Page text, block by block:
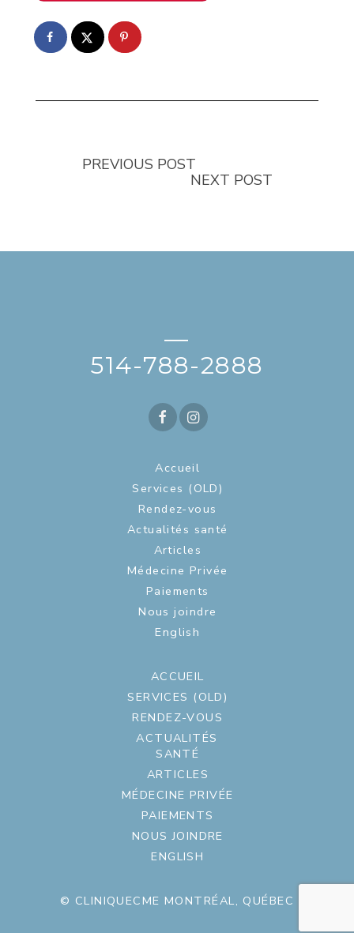
PREVIOUS POST
NEXT POST
—
514-788-2888
Accueil
Services (OLD)
Rendez-vous
Actualités santé
Articles
Médecine Privée
Paiements
Nous joindre
English
ACCUEIL
SERVICES (OLD)
RENDEZ-VOUS
ACTUALITÉS
SANTÉ
ARTICLES
MÉDECINE PRIVÉE
PAIEMENTS
NOUS JOINDRE
ENGLISH
© CLINIQUECME MONTRÉAL, QUÉBEC